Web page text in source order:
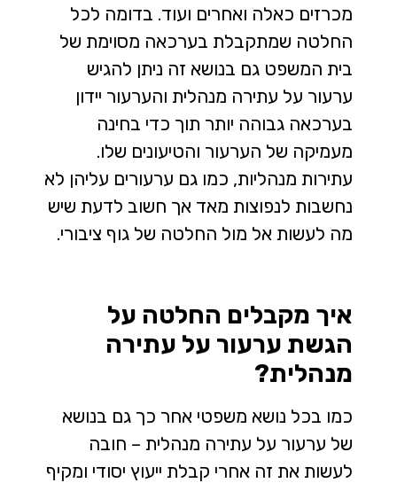
מכרזים כאלה ואחרים ועוד. בדומה לכל
החלטה שמתקבלת בערכאה מסוימת של
בית המשפט גם בנושא זה ניתן להגיש
ערעור על עתירה מנהלית והערעור יידון
בערכאה גבוהה יותר תוך כדי בחינה
מעמיקה של הערעור והטיעונים שלו.
עתירות מנהליות, כמו גם ערעורים עליהן לא
נחשבות לנפוצות מאד אך חשוב לדעת שיש
מה לעשות אל מול החלטה של גוף ציבורי.
איך מקבלים החלטה על
הגשת ערעור על עתירה
מנהלית?
כמו בכל נושא משפטי אחר כך גם בנושא
של ערעור על עתירה מנהלית – חובה
לעשות את זה אחרי קבלת ייעוץ יסודי ומקיף